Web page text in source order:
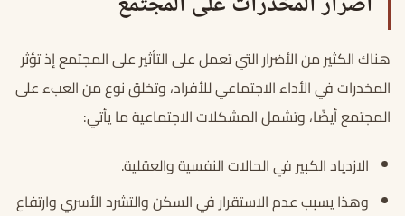
هناك الكثير من الأضرار التي تعمل على التأثير على المجتمع إذ تؤثر
المخدرات في الأداء الاجتماعي للأفراد، وتخلق نوع من العبء على
المجتمع أيضًا، وتشمل المشكلات الاجتماعية ما يأتي:
الازدياد الكبير في الحالات النفسية والعقلية.
وهذا يسبب عدم الاستقرار في السكن والتشرد الأسري وارتفاع